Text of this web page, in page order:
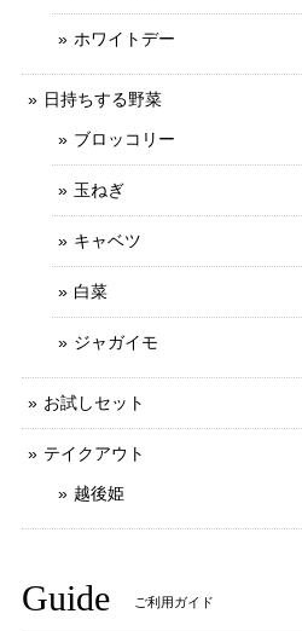
ホワイトデー
日持ちする野菜
ブロッコリー
玉ねぎ
キャベツ
白菜
ジャガイモ
お試しセット
テイクアウト
越後姫
Guide ご利用ガイド